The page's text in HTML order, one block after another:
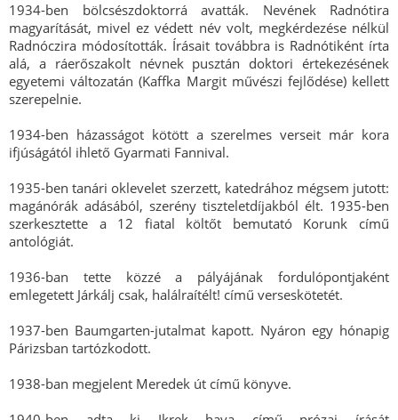
1934-ben bölcsészdoktorrá avatták. Nevének Radnótira
magyarítását, mivel ez védett név volt, megkérdezése nélkül
Radnóczira módosították. Írásait továbbra is Radnótiként írta
alá, a ráerőszakolt névnek pusztán doktori értekezésének
egyetemi változatán (Kaffka Margit művészi fejlődése) kellett
szerepelnie.
1934-ben házasságot kötött a szerelmes verseit már kora
ifjúságától ihlető Gyarmati Fannival.
1935-ben tanári oklevelet szerzett, katedrához mégsem jutott:
magánórák adásából, szerény tiszteletdíjakból élt. 1935-ben
szerkesztette a 12 fiatal költőt bemutató Korunk című
antológiát.
1936-ban tette közzé a pályájának fordulópontjaként
emlegetett Járkálj csak, halálraítélt! című verseskötetét.
1937-ben Baumgarten-jutalmat kapott. Nyáron egy hónapig
Párizsban tartózkodott.
1938-ban megjelent Meredek út című könyve.